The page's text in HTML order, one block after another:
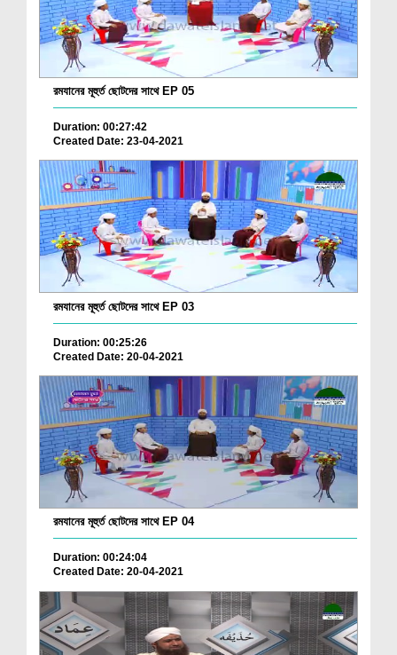
রমযানের মূহুর্ত ছোটদের সাথে EP 05
Duration: 00:27:42
Created Date: 23-04-2021
রমযানের মূহুর্ত ছোটদের সাথে EP 03
Duration: 00:25:26
Created Date: 20-04-2021
রমযানের মূহুর্ত ছোটদের সাথে EP 04
Duration: 00:24:04
Created Date: 20-04-2021